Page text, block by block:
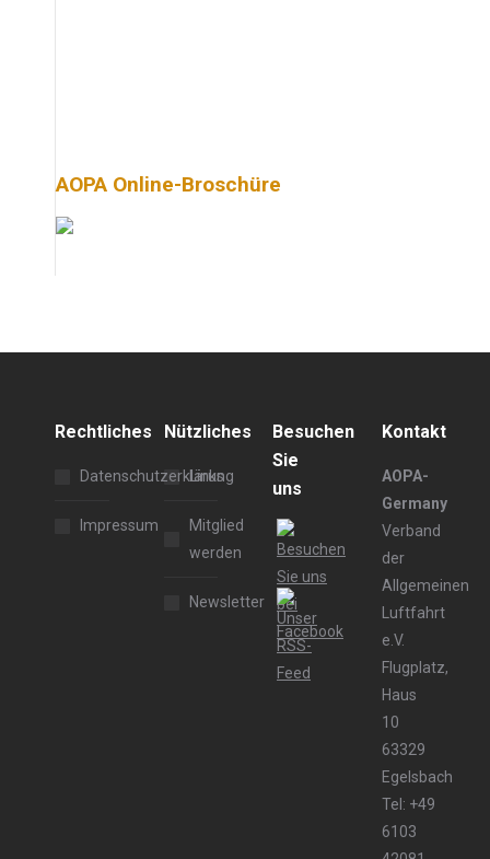
AOPA Online-Broschüre
Rechtliches
Datenschutzerklärung
Impressum
Nützliches
Links
Mitglied
werden
Newsletter
Besuchen
Sie
uns
Kontakt
AOPA-
Germany
Verband
der
Allgemeinen
Luftfahrt
e.V.
Flugplatz,
Haus
10
63329
Egelsbach
Tel: +49
6103